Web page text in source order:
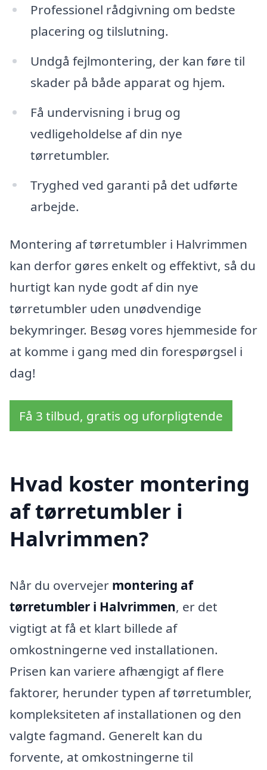
Professionel rådgivning om bedste
placering og tilslutning.
Undgå fejlmontering, der kan føre til
skader på både apparat og hjem.
Få undervisning i brug og
vedligeholdelse af din nye
tørretumbler.
Tryghed ved garanti på det udførte
arbejde.
Montering af tørretumbler i Halvrimmen
kan derfor gøres enkelt og effektivt, så du
hurtigt kan nyde godt af din nye
tørretumbler uden unødvendige
bekymringer. Besøg vores hjemmeside for
at komme i gang med din forespørgsel i
dag!
Få 3 tilbud, gratis og uforpligtende
Hvad koster montering
af tørretumbler i
Halvrimmen?
Når du overvejer montering af
tørretumbler i Halvrimmen, er det
vigtigt at få et klart billede af
omkostningerne ved installationen.
Prisen kan variere afhængigt af flere
faktorer, herunder typen af tørretumbler,
kompleksiteten af installationen og den
valgte fagmand. Generelt kan du
forvente, at omkostningerne til